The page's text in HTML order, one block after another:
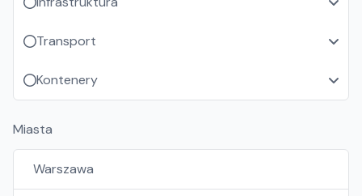
Transport
Kontenery
Miasta
Warszawa